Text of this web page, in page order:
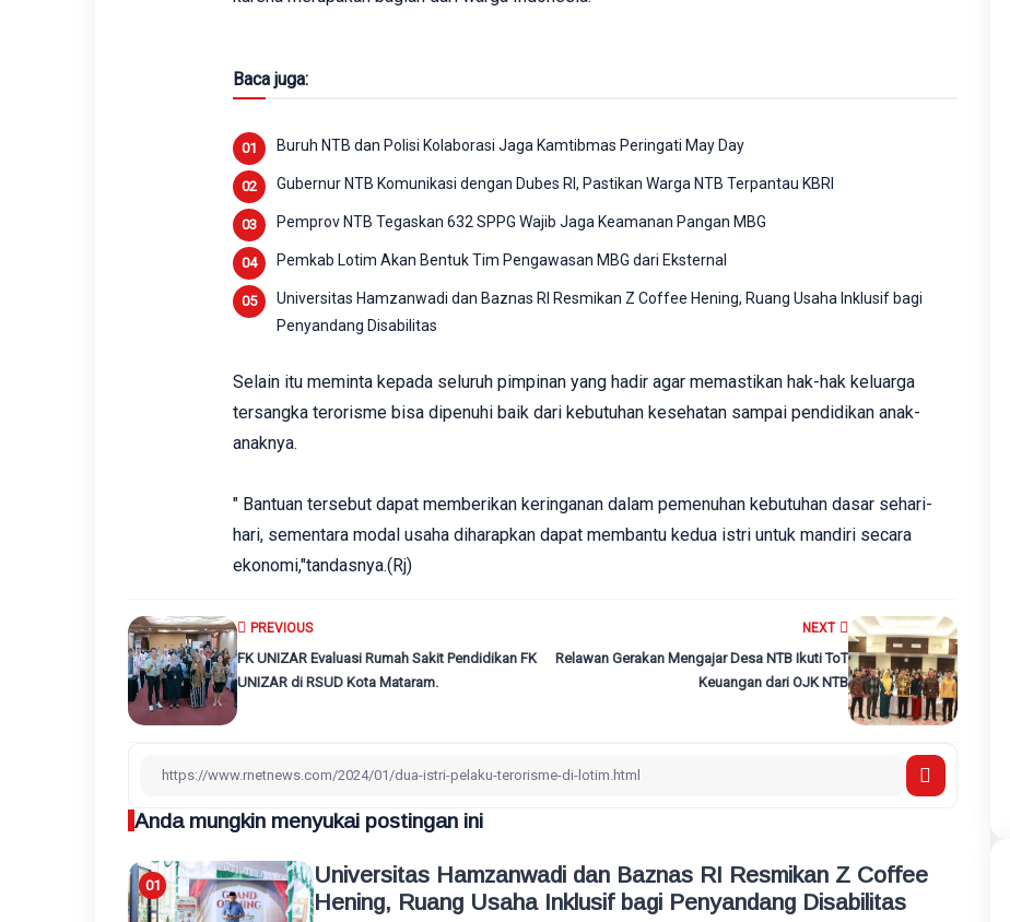
Baca juga:
Buruh NTB dan Polisi Kolaborasi Jaga Kamtibmas Peringati May Day
Gubernur NTB Komunikasi dengan Dubes RI, Pastikan Warga NTB Terpantau KBRI
Pemprov NTB Tegaskan 632 SPPG Wajib Jaga Keamanan Pangan MBG
Pemkab Lotim Akan Bentuk Tim Pengawasan MBG dari Eksternal
Universitas Hamzanwadi dan Baznas RI Resmikan Z Coffee Hening, Ruang Usaha Inklusif bagi
Penyandang Disabilitas
Selain itu meminta kepada seluruh pimpinan yang hadir agar memastikan hak-hak keluarga
tersangka terorisme bisa dipenuhi baik dari kebutuhan kesehatan sampai pendidikan anak-
anaknya.
" Bantuan tersebut dapat memberikan keringanan dalam pemenuhan kebutuhan dasar sehari-
hari, sementara modal usaha diharapkan dapat membantu kedua istri untuk mandiri secara
ekonomi,"tandasnya.(Rj)
NEXT
Relawan Gerakan Mengajar Desa NTB Ikuti ToT
Keuangan dari OJK NTB
PREVIOUS
FK UNIZAR Evaluasi Rumah Sakit Pendidikan FK
UNIZAR di RSUD Kota Mataram.
Anda mungkin menyukai postingan ini
Universitas Hamzanwadi dan Baznas RI Resmikan Z Coffee
Hening, Ruang Usaha Inklusif bagi Penyandang Disabilitas